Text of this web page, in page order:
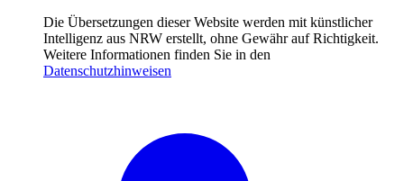
Die Übersetzungen dieser Website werden mit künstlicher
Intelligenz aus NRW erstellt, ohne Gewähr auf Richtigkeit.
Weitere Informationen finden Sie in den
Datenschutzhinweisen